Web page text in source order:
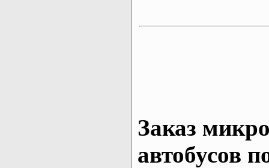
Заказ
автобусов